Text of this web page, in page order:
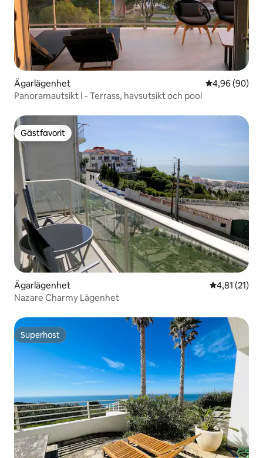
Ägarlägenhet 4,96 av 5 i
4,96 (90)
Panoramautsikt I - Terrass, havsutsikt och pool
Gästfavorit
Gästfavorit
Ägarlägenhet 4,81 av 5 i
4,81 (21)
Nazare Charmy Lägenhet
Superhost
Superhost